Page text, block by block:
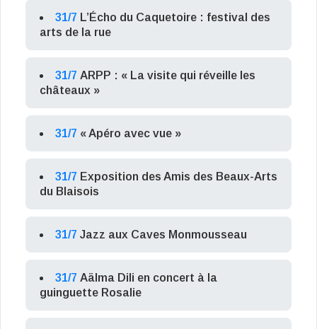
31/7 L’Écho du Caquetoire : festival des
arts de la rue
31/7 ARPP : « La visite qui réveille les
châteaux »
31/7 « Apéro avec vue »
31/7 Exposition des Amis des Beaux-Arts
du Blaisois
31/7 Jazz aux Caves Monmousseau
31/7 Aälma Dili en concert à la
guinguette Rosalie